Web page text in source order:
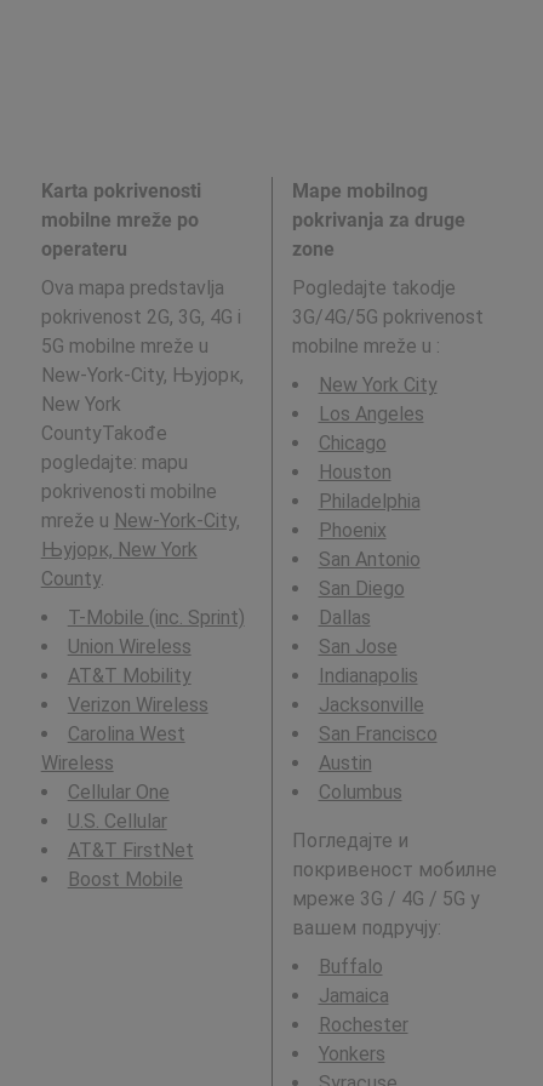
Karta pokrivenosti
mobilne mreže po
operateru
Ova mapa predstavlja
pokrivenost 2G, 3G, 4G i
5G mobilne mreže u
New-York-City, Њујорк,
New York
CountyTakođe
pogledajte: mapu
pokrivenosti mobilne
mreže u New-York-City,
Њујорк, New York
County.
T-Mobile (inc. Sprint)
Union Wireless
AT&T Mobility
Verizon Wireless
Carolina West
Wireless
Cellular One
U.S. Cellular
AT&T FirstNet
Boost Mobile
Mape mobilnog
pokrivanja za druge
zone
Pogledajte takodje
3G/4G/5G pokrivenost
mobilne mreže u :
New York City
Los Angeles
Chicago
Houston
Philadelphia
Phoenix
San Antonio
San Diego
Dallas
San Jose
Indianapolis
Jacksonville
San Francisco
Austin
Columbus
Погледајте и
покривеност мобилне
мреже 3G / 4G / 5G у
вашем подручју:
Buffalo
Jamaica
Rochester
Yonkers